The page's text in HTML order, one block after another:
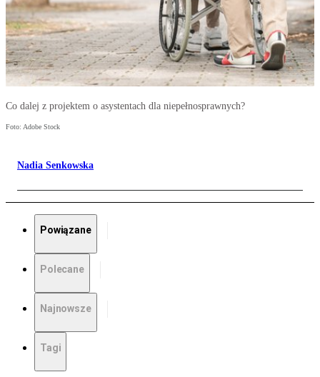
Co dalej z projektem o asystentach dla niepełnosprawnych?
Foto: Adobe Stock
Nadia Senkowska
Powiązane
Polecane
Najnowsze
Tagi